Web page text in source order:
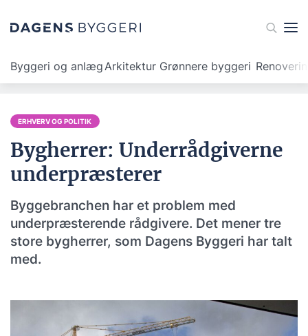
Byggeri og anlægArkitektur Grønnere byggeri
ERHVERV OG POLITIK
Bygherrer: Underrådgiverne
underpræsterer
Byggebranchen har et problem med
underpræsterende rådgivere. Det mener tre
store bygherrer, som Dagens Byggeri har talt
med.